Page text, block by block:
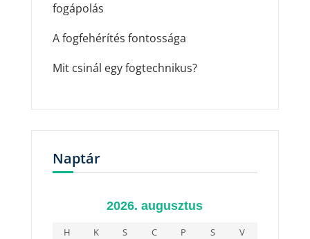
fogápolás
A fogfehérítés fontossága
Mit csinál egy fogtechnikus?
Naptár
2026. augusztus
H K S C P S V